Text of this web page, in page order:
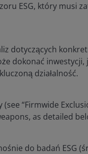
ESG, który musi
dotyczących
dokonać inwestycji,
działalność.
“Firmwide
as detailed
do badań ESG